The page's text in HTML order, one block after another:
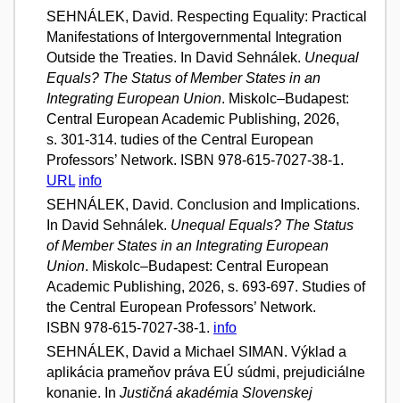
SEHNÁLEK, David. Respecting Equality: Practical
Manifestations of Intergovernmental Integration
Outside the Treaties. In David Sehnálek. Unequal
Equals? The Status of Member States in an
Integrating European Union. Miskolc–Budapest:
Central European Academic Publishing, 2026,
s. 301-314. tudies of the Central European
Professors’ Network. ISBN 978-615-7027-38-1.
URL info
SEHNÁLEK, David. Conclusion and Implications.
In David Sehnálek. Unequal Equals? The Status
of Member States in an Integrating European
Union. Miskolc–Budapest: Central European
Academic Publishing, 2026, s. 693-697. Studies of
the Central European Professors’ Network.
ISBN 978-615-7027-38-1. info
SEHNÁLEK, David a Michael SIMAN. Výklad a
aplikácia prameňov práva EÚ súdmi, prejudiciálne
konanie. In Justičná akadémia Slovenskej